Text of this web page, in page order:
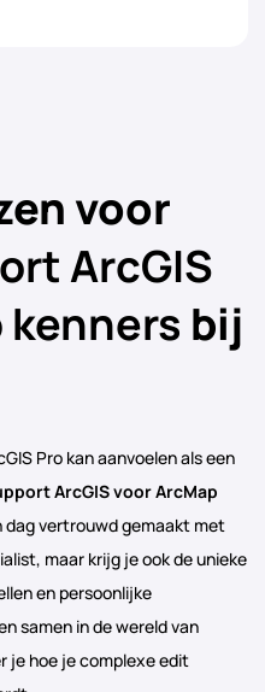
voor
ArcGIS
kenners bij
Pro kan aanvoelen als een
ArcGIS voor ArcMap
dag vertrouwd gemaakt met
maar krijg je ook de unieke
en persoonlijke
samen in de wereld van
je hoe je complexe edit